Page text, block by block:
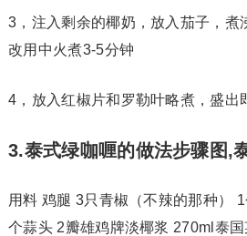
3，注入剩余的椰奶，放入茄子，煮
改用中火煮3-5分钟
4，放入红椒片和罗勒叶略煮，盛出
3.泰式绿咖喱的做法步骤图,
用料 鸡腿 3只青椒（不辣的那种）
个蒜头 2瓣雄鸡牌淡椰浆 270ml泰